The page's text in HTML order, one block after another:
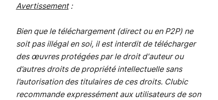
Avertissement:
Bien que le téléchargement (direct ou en P2P) ne
soit pas illégal en soi, il est interdit de télécharger
des œuvres protégées par le droit d'auteur ou
d’autres droits de propriété intellectuelle sans
l’autorisation des titulaires de ces droits. Clubic
recommande expressément aux utilisateurs de son